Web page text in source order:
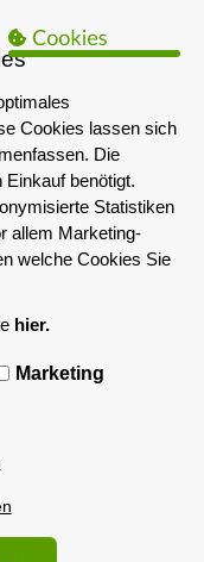
richtet sich nur an
Hand. Ein Verkauf
Cookies lassen sich
Die
Einkauf benötigt.
Statistiken
allem Marketing-
welche Cookies Sie
hier.
Marketing